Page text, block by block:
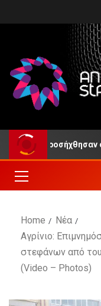
ο ιδιοκτήτης του
Home
Νέα
Αγρίνιο:
στεφάνων από
(Video – Photos)